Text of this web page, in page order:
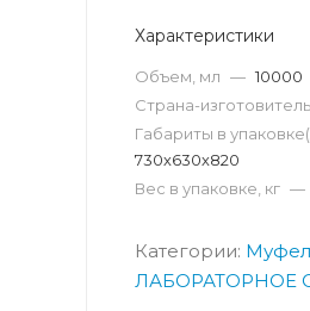
Характеристики
Объем, мл — 10000
Страна-изготовитель
Габариты в
730х630х820
Вес в упаковке, кг —
Категории:
ЛАБОРАТОРНОЕ